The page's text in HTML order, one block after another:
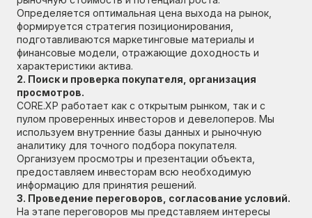
Определяется оптимальная цена выхода на рынок,
формируется стратегия позиционирования,
подготавливаются маркетинговые материалы и
финансовые модели, отражающие доходность и
характеристики актива.
2. Поиск и проверка покупателя, организация
просмотров.
CORE.XP работает как с открытым рынком, так и с
пулом проверенных инвесторов и девелоперов. Мы
используем внутренние базы данных и рыночную
аналитику для точного подбора покупателя.
Организуем просмотры и презентации объекта,
предоставляем инвесторам всю необходимую
информацию для принятия решений.
3. Проведение переговоров, согласование условий.
На этапе переговоров мы представляем интересы